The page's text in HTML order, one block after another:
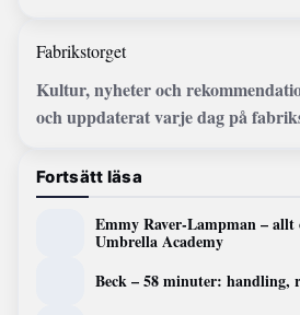
Fabrikstorget
Kultur, nyheter och
och uppdaterat varje dag på
Fortsätt läsa
Emmy Raver-Lampman –
Umbrella Academy
Beck – 58 minuter: handling,